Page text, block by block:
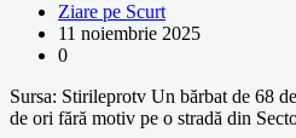
Ziare pe Scurt
11 noiembrie 2025
0
Sursa: Stirileprotv Un bărbat de 68
de ori fără motiv pe o stradă din